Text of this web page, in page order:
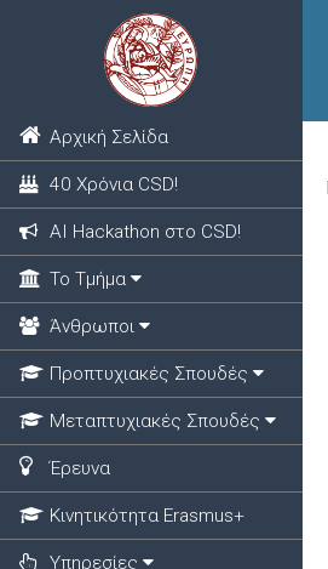
Αρχική Σελίδα
40 Χρόνια CSD!
ΑΙ Hackathon στο CSD!
Το Τμήμα
Άνθρωποι
Προπτυχιακές Σπουδές
Μεταπτυχιακές Σπουδές
Έρευνα
Κινητικότητα Erasmus+
Υπηρεσίες